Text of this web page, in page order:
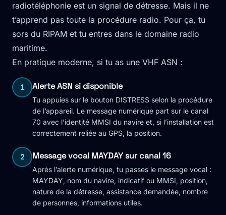
radiotéléphonie est un signal de détresse. Mais il ne
t’apprend pas toute la procédure radio. Pour ça, tu
sors du RIPAM et tu entres dans le domaine radio
maritime.
En pratique moderne, si tu as une VHF ASN :
1 Alerte ASN si disponible
Tu appuies sur le bouton DISTRESS selon la procédure
de l’appareil. Le message numérique part sur le canal
70 avec l’identité MMSI du navire et, si l’installation est
correctement reliée au GPS, la position.
2 Message vocal MAYDAY sur canal 16
Après l’alerte numérique, tu passes le message vocal :
MAYDAY, nom du navire, indicatif ou MMSI, position,
nature de la détresse, assistance demandée, nombre
de personnes, informations utiles.